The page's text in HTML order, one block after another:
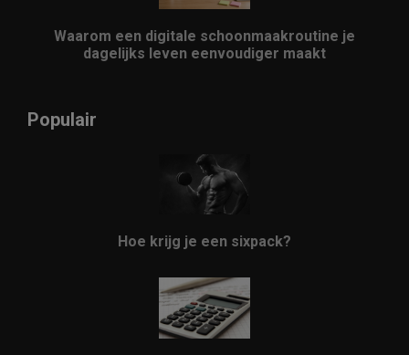
Waarom een digitale schoonmaakroutine je
dagelijks leven eenvoudiger maakt
Populair
Hoe krijg je een sixpack?